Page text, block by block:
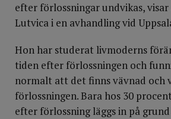
efter förlossningar undvikas,
Lutvica i en avhandling vid
Hon har studerat livmoderns
tiden efter förlossningen och
normalt att det finns vävnad och
förlossningen. Bara hos 30
efter förlossning läggs in på